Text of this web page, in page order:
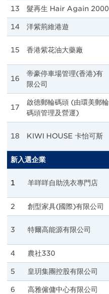
13 髮再生 Hair Again 2000
14 洋紫荊維港遊
15 香港紫花油大藥廠
16
帝豪停車場管理(香港)有
限公司
17
啟德郵輪碼頭 (由環美郵輪
碼頭管理及營運)
18 KIWI HOUSE 卡怡可斯
新入選企業
1 羊咩咩自助洗衣專門店
2 創型家具(國際)有限公司
3 特爾高能源有限公司
4 農社330
5 皇玥集團控股有限公司
6 高雅僱傭中心有限公司